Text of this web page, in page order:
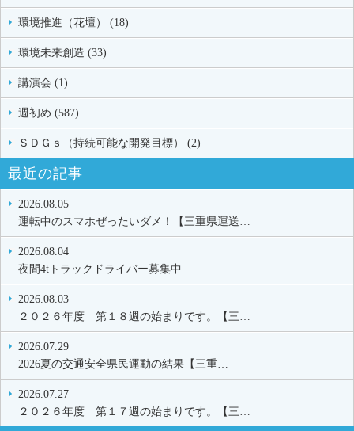
環境推進（花壇） (18)
環境未来創造 (33)
講演会 (1)
週初め (587)
ＳＤＧｓ（持続可能な開発目標） (2)
最近の記事
2026.08.05
運転中のスマホぜったいダメ！【三重県運送…
2026.08.04
夜間4tトラックドライバー募集中
2026.08.03
２０２６年度 第１８週の始まりです。【三…
2026.07.29
2026夏の交通安全県民運動の結果【三重…
2026.07.27
２０２６年度 第１７週の始まりです。【三…